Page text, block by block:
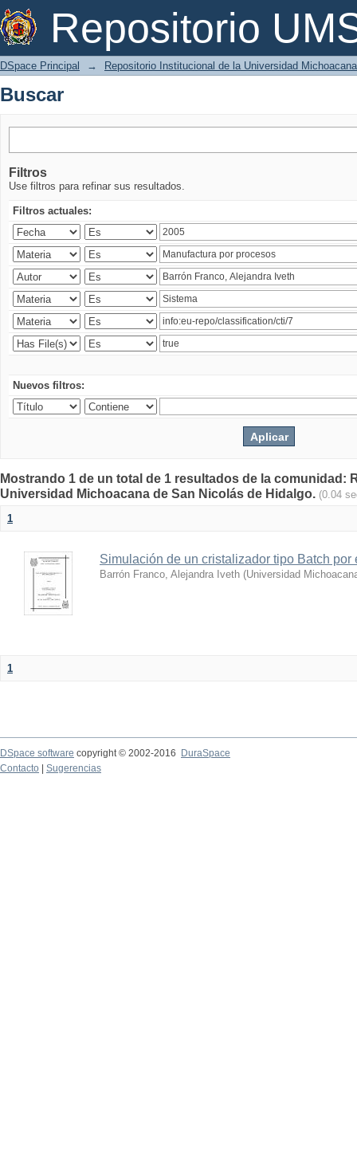
Repositorio
Buscar
DSpace Principal → Repositorio Institucional de la Universidad
Buscar
Filtros
Use filtros para refinar sus resultados.
Filtros actuales:
Nuevos filtros:
Mostrando 1 de un total de 1 resultados de la comunidad:
Universidad Michoacana de San Nicolás de Hidalgo. (0.04
1
Simulación de un cristalizador tipo Batch por
Barrón Franco, Alejandra Iveth (Universidad
1
DSpace software copyright © 2002-2016
DuraSpace
Contacto
Sugerencias